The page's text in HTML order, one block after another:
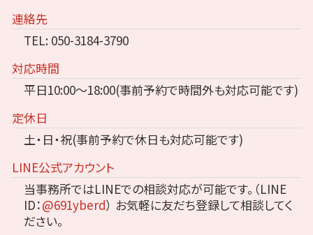
連絡先
TEL: 050-3184-3790
対応時間
平日10:00～18:00(事前予約で時間外も対応可能です)
定休日
土・日・祝(事前予約で休日も対応可能です)
LINE公式アカウント
当事務所ではLINEでの相談対応が可能です。（LINE
ID：@691yberd） お気軽に友だち登録して相談してく
ださい。